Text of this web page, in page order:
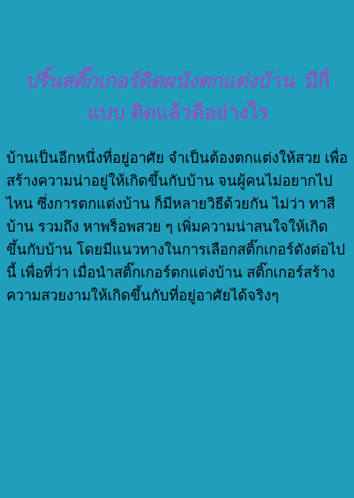
ปริ้นสติ๊กเกอร์ติดผนังตกแต่งบ้าน มีกี่
แบบ ติดแล้วดีอย่างไร
บ้านเป็นอีกหนึ่งที่อยู่อาศัย จำเป็นต้องตกแต่งให้สวย เพื่อ
สร้างความน่าอยู่ให้เกิดขึ้นกับบ้าน จนผู้คนไม่อยากไป
ไหน ซึ่งการตกแต่งบ้าน ก็มีหลายวิธีด้วยกัน ไม่ว่า ทาสี
บ้าน รวมถึง หาพร็อพสวย ๆ เพิ่มความน่าสนใจให้เกิด
ขึ้นกับบ้าน โดยมีแนวทางในการเลือกสติ๊กเกอร์ดังต่อไป
นี้ เพื่อที่ว่า เมื่อนำสติ๊กเกอร์ตกแต่งบ้าน สติ๊กเกอร์สร้าง
ความสวยงามให้เกิดขึ้นกับที่อยู่อาศัยได้จริงๆ